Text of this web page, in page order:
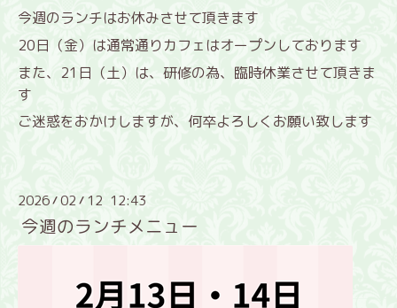
今週のランチはお休みさせて頂きます
20日（金）は通常通りカフェはオープンしております
また、21日（土）は、研修の為、臨時休業させて頂きま
す
ご迷惑をおかけしますが、何卒よろしくお願い致します
2026/02 / 12 12:43
今週のランチメニュー